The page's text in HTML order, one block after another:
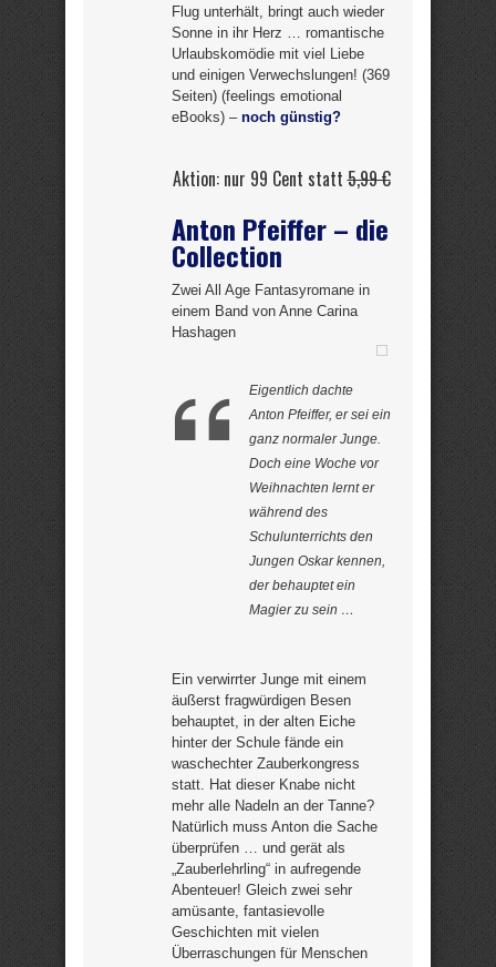
Flug unterhält, bringt auch wieder
Sonne in ihr Herz … romantische
Urlaubskomödie mit viel Liebe
und einigen Verwechslungen! (369
Seiten) (feelings emotional
eBooks) – noch günstig?
Aktion: nur 99 Cent statt5,99 €
Anton Pfeiffer – die
Collection
Zwei All Age Fantasyromane in
einem Band von Anne Carina
Hashagen
Eigentlich dachte
Anton Pfeiffer, er sei ein
ganz normaler Junge.
Doch eine Woche vor
Weihnachten lernt er
während des
Schulunterrichts den
Jungen Oskar kennen,
der behauptet ein
Magier zu sein …
Ein verwirrter Junge mit einem
äußerst fragwürdigen Besen
behauptet, in der alten Eiche
hinter der Schule fände ein
waschechter Zauberkongress
statt. Hat dieser Knabe nicht
mehr alle Nadeln an der Tanne?
Natürlich muss Anton die Sache
überprüfen … und gerät als
„Zauberlehrling“ in aufregende
Abenteuer! Gleich zwei sehr
amüsante, fantasievolle
Geschichten mit vielen
Überraschungen für Menschen